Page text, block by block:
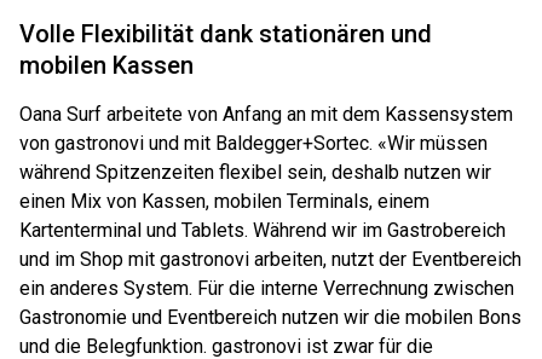
Volle Flexibilität dank stationären und
mobilen Kassen
Oana Surf arbeitete von Anfang an mit dem Kassensystem
von gastronovi und mit Baldegger+Sortec. «Wir müssen
während Spitzenzeiten flexibel sein, deshalb nutzen wir
einen Mix von Kassen, mobilen Terminals, einem
Kartenterminal und Tablets. Während wir im Gastrobereich
und im Shop mit gastronovi arbeiten, nutzt der Eventbereich
ein anderes System. Für die interne Verrechnung zwischen
Gastronomie und Eventbereich nutzen wir die mobilen Bons
und die Belegfunktion. gastronovi ist zwar für die